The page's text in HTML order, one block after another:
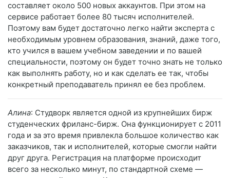
составляет около 500 новых аккаунтов. При этом на
сервисе работает более 80 тысяч исполнителей.
Поэтому вам будет достаточно легко найти эксперта с
необходимым уровнем образования, знаний, даже того,
кто учился в вашем учебном заведении и по вашей
специальности, поэтому он будет точно знать не только
как выполнять работу, но и как сделать ее так, чтобы
конкретный преподаватель принял ее без проблем.
Алина: Студворк является одной из крупнейших бирж
студенческих фриланс-бирж. Она функционирует с 2011
года и за это время привлекла большое количество как
заказчиков, так и исполнителей, которые смогли найти
друг друга. Регистрация на платформе происходит
всего за несколько минут, по стандартной схеме —